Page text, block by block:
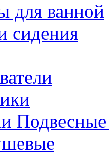
для ванной
сидения